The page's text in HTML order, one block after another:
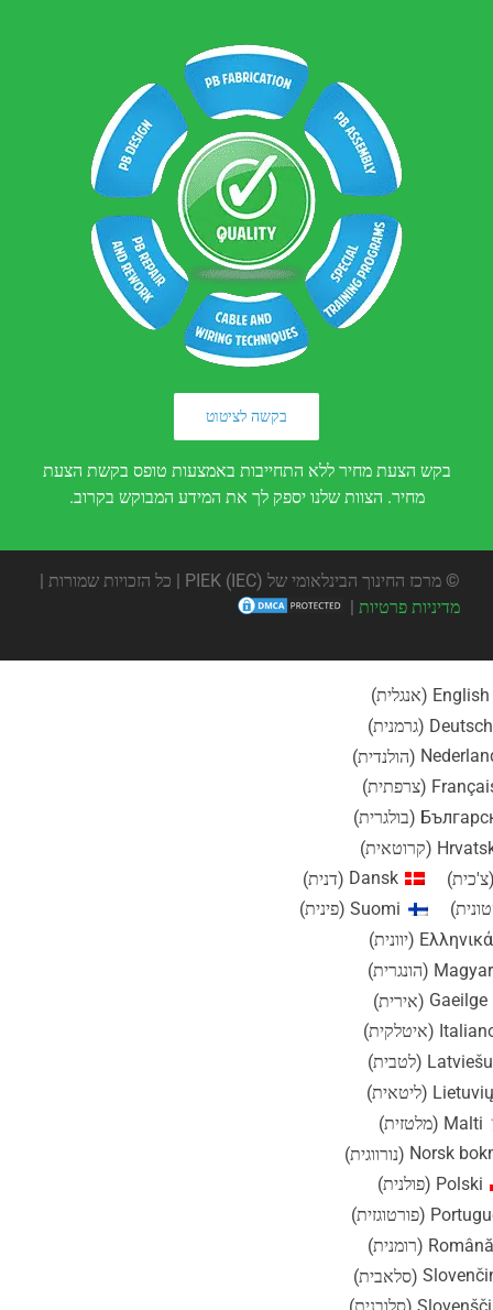
בקשה לציטוט
בקש הצעת מחיר ללא התחייבות באמצעות טופס בקשת הצעת
מחיר. הצוות שלנו יספק לך את המידע המבוקש בקרוב.
© מרכז החינוך הבינלאומי של PIEK (IEC) | כל הזכויות שמורות |
מדיניות פרטיות|
English
(אנגלית)
Deutsch
(גרמנית)
(הולנדית)
(צרפתית)
(בולגרית)
(קרוטאית)
צ'כית)
Dansk
(דנית)
)
Suomi
(פינית)
Ελληνικά
(יוונית)
Magyar
(הונגרית)
Gaeilge
(אירית)
(איטלקית)
Latviešu
(לטבית)
Lietuvių
(ליטאית)
Malti
(מלטזית)
Norsk
(נורווגית)
Polski
(פולנית)
(פורטוגזית)
Română
(רומנית)
(סלאבית)